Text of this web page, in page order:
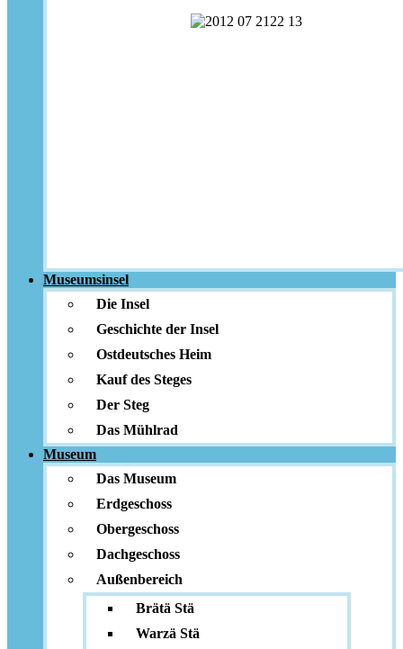
Museumsinsel
Die Insel
Geschichte der Insel
Ostdeutsches Heim
Kauf des Steges
Der Steg
Das Mühlrad
Museum
Das Museum
Erdgeschoss
Obergeschoss
Dachgeschoss
Außenbereich
Brätä Stä
Warzä Stä